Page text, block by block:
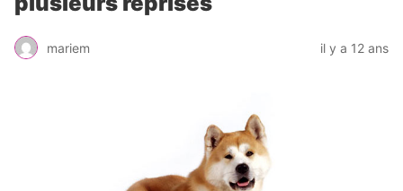
mariem il y a 12 ans